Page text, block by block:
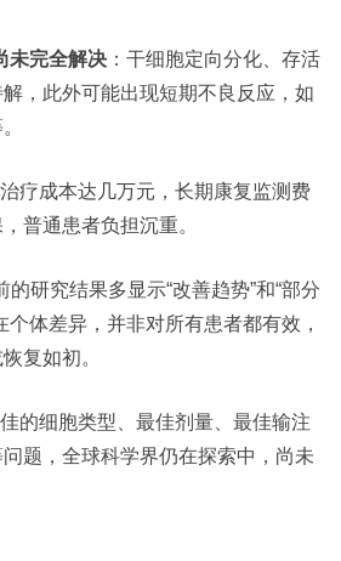
未完全解决​ ：干细胞定向分化、存活
，此外可能出现短期不良反应，如
治疗成本达几万元，长期康复监测费
普通患者负担沉重。
的研究结果多显示“改善趋势”和“部分
个体差异，并非对所有患者都有效，
复如初。
佳的细胞类型、最佳剂量、最佳输注
题，全球科学界仍在探索中，尚未